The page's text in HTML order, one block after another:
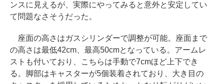
ンスに見えるが、実際にやってみると意外と安定してい
て問題なさそうだった。
座面の高さはガスシリンダーで調整が可能。座面まで
の高さは最低42cm、最高50cmとなっている。アームレ
ストも付いており、こちらは手動で7cmほど上下でき
る。脚部はキャスターが5個装着されており、大き目の